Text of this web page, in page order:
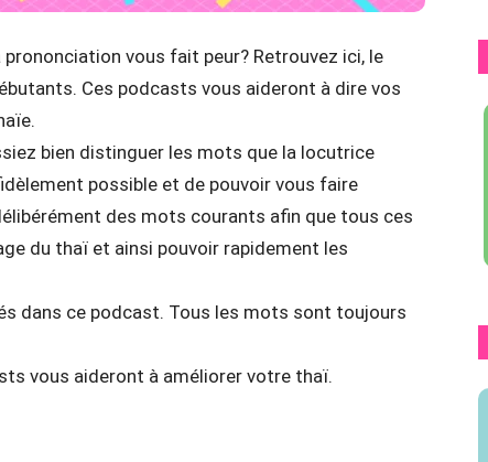
vous fait peur? Retrouvez ici, le
Ces podcasts vous aideront à dire vos
bien distinguer les mots que la locutrice
possible et de pouvoir vous faire
des mots courants afin que tous ces
du thaï et ainsi pouvoir rapidement les
dans ce podcast. Tous les mots sont toujours
vous aideront à améliorer votre thaï.